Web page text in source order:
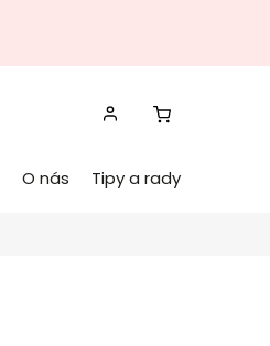
O nás Tipy a rady